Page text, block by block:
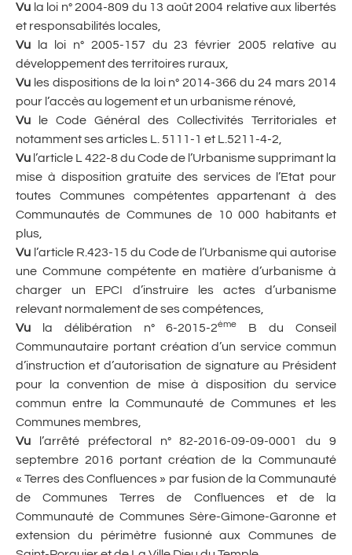
Vu la loi n° 2004-809 du 13 août 2004 relative aux libertés
et responsabilités locales,
Vu
la loi n° 2005-157 du 23 février 2005 relative au
développement des territoires ruraux,
Vu les dispositions de la loi n° 2014-366 du 24 mars 2014
pour l’accès au logement et un urbanisme rénové,
Vu le Code Général des Collectivités Territoriales et
notamment ses articles L. 5111-1 et L.5211-4-2,
Vu l’article L 422-8 du Code de l’Urbanisme supprimant la
mise à disposition gratuite des services de l’Etat pour
toutes Communes compétentes appartenant à des
Communautés de Communes de 10 000 habitants et
plus,
Vu l’article R.423-15 du Code de l’Urbanisme qui autorise
une Commune compétente en matière d’urbanisme à
charger un EPCI d’instruire les actes d’urbanisme
relevant normalement de ses compétences,
Vu la délibération n° 6-2015-2ème
B du Conseil
Communautaire portant création d’un service commun
d’instruction et d’autorisation de signature au Président
pour la convention de mise à disposition du service
commun entre la Communauté de Communes et les
Communes membres,
Vu
l’arrêté préfectoral n° 82-2016-09-09-0001 du 9
septembre 2016 portant création de la Communauté
« Terres des Confluences » par fusion de la Communauté
de Communes Terres de Confluences et de la
Communauté de Communes Sère-Gimone-Garonne et
extension du périmètre fusionné aux Communes de